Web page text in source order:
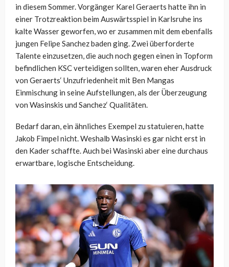
in diesem Sommer. Vorgänger Karel Geraerts hatte ihn in
einer Trotzreaktion beim Auswärtsspiel in Karlsruhe ins
kalte Wasser geworfen, wo er zusammen mit dem ebenfalls
jungen Felipe Sanchez baden ging. Zwei überforderte
Talente einzusetzen, die auch noch gegen einen in Topform
befindlichen KSC verteidigen sollten, waren eher Ausdruck
von Geraerts‘ Unzufriedenheit mit Ben Mangas
Einmischung in seine Aufstellungen, als der Überzeugung
von Wasinskis und Sanchez‘ Qualitäten.
Bedarf daran, ein ähnliches Exempel zu statuieren, hatte
Jakob Fimpel nicht. Weshalb Wasinski es gar nicht erst in
den Kader schaffte. Auch bei Wasinski aber eine durchaus
erwartbare, logische Entscheidung.